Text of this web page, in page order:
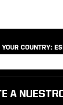
COUNTRY:
A